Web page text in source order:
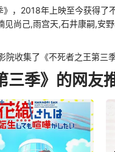
，2018年上映至今获得
尚己,雨宫天,石井康嗣,安
院收集了《不死者之王第
三季》的网友